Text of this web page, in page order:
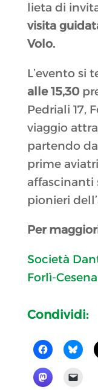
lieta di
visita
Volo.
L’evento si
alle 15,30
Pedriali 17,
viaggio
partendo
prime
affascinanti
pionieri
Per
Società
Forlì-
Condividi: